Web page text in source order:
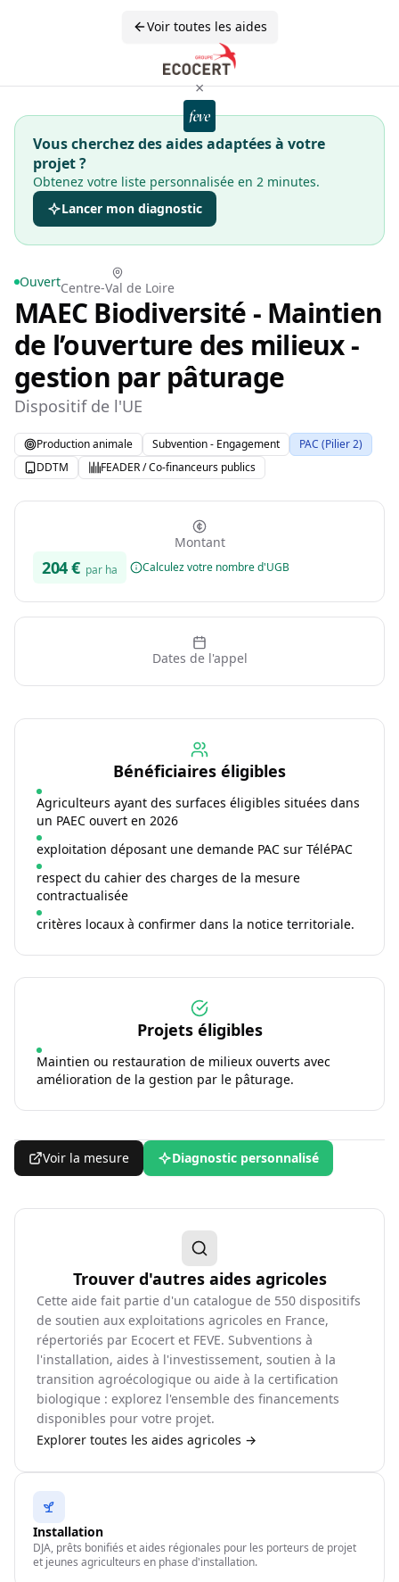
Voir toutes les aides
×
Vous cherchez des aides adaptées à votre
projet ?
Obtenez votre liste personnalisée en 2 minutes.
Lancer mon diagnostic
OuvertCentre-Val de Loire
MAEC Biodiversité - Maintien
de l’ouverture des milieux -
gestion par pâturage
Dispositif de l'UE
Production animale Subvention - Engagement
PAC (Pilier 2)
DDTM
FEADER / Co-financeurs publics
Montant
204€ par ha Calculez votre nombre d'UGB
Dates de l'appel
Bénéficiaires éligibles
Agriculteurs ayant des surfaces éligibles situées dans
un PAEC ouvert en 2026
exploitation déposant une demande PAC sur TéléPAC
respect du cahier des charges de la mesure
contractualisée
critères locaux à confirmer dans la notice territoriale.
Projets éligibles
Maintien ou restauration de milieux ouverts avec
amélioration de la gestion par le pâturage.
Voir la mesure Diagnostic personnalisé
Trouver d'autres aides agricoles
Cette aide fait partie d'un catalogue de 550 dispositifs
de soutien aux exploitations agricoles en France,
répertoriés par Ecocert et FEVE. Subventions à
l'installation, aides à l'investissement, soutien à la
transition agroécologique ou aide à la certification
biologique : explorez l'ensemble des financements
disponibles pour votre projet.
Explorer toutes les aides agricoles →
Installation
DJA, prêts bonifiés et aides régionales pour les porteurs de projet
et jeunes agriculteurs en phase d'installation.